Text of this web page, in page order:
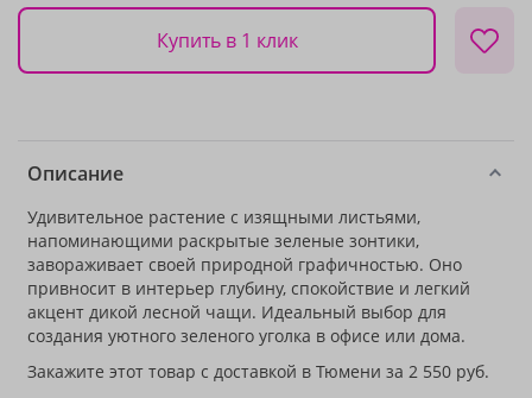
Купить в 1 клик
Описание
Удивительное растение с изящными листьями,
напоминающими раскрытые зеленые зонтики,
завораживает своей природной графичностью. Оно
привносит в интерьер глубину, спокойствие и легкий
акцент дикой лесной чащи. Идеальный выбор для
создания уютного зеленого уголка в офисе или дома.
Закажите этот товар с доставкой в Тюмени за 2 550 руб.